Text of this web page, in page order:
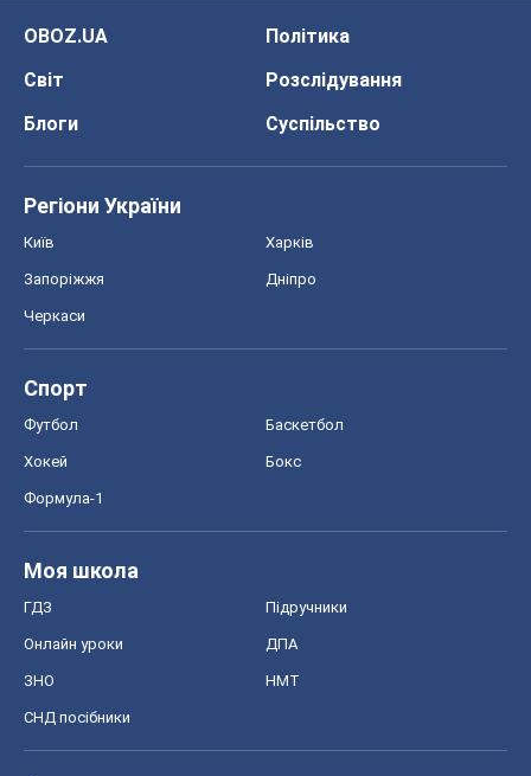
OBOZ.UA
Політика
Світ
Розслідування
Блоги
Суспільство
Регіони України
Київ Харків
Запоріжжя Дніпро
Черкаси
Спорт
Футбол Баскетбол
Хокей Бокс
Формула-1
Моя школа
ГДЗ Підручники
Онлайн уроки ДПА
ЗНО НМТ
СНД посібники